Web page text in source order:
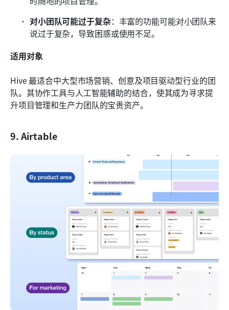
对小团队可能过于复杂：丰富的功能可能对小团队来
说过于复杂，导致困惑或使用不足。
适用对象
Hive 最适合中大型市场营销、创意及项目驱动型行业的团
队。其协作工具与人工智能辅助的结合，使其成为寻求提
升项目管理和生产力团队的宝贵资产。
9. Airtable